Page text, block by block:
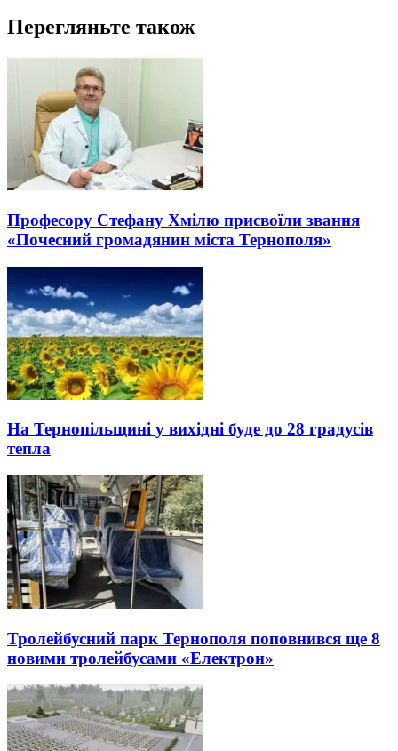
Перегляньте також
Професору Стефану Хмілю присвоїли звання
«Почесний громадянин міста Тернополя»
На Тернопільщині у вихідні буде до 28 градусів
тепла
Тролейбусний парк Тернополя поповнився ще 8
новими тролейбусами «Електрон»